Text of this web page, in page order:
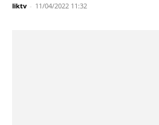
liktv - 11/04/2022 11:32